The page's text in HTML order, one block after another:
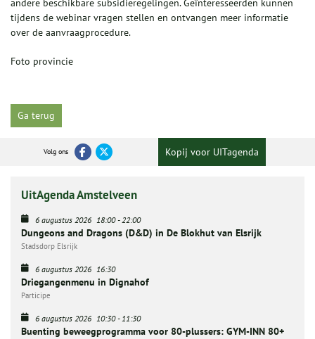
andere beschikbare subsidieregelingen. Geïnteresseerden kunnen
tijdens de webinar vragen stellen en ontvangen meer informatie
over de aanvraagprocedure.
Foto provincie
Ga terug
Volg ons Kopij voor UITagenda
UitAgenda Amstelveen
6 augustus 2026 18:00-22:00
Dungeons and Dragons (D&D) in De Blokhut van Elsrijk
Stadsdorp Elsrijk
6 augustus 2026 16:30
Driegangenmenu in Dignahof
Participe
6 augustus 2026 10:30-11:30
Buenting beweegprogramma voor 80-plussers: GYM-INN 80+